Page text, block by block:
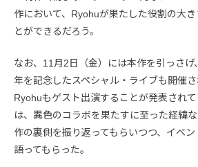
作において、Ryohuが果たした役割の大
とができるだろう。
なお、11月2日（金）には本作を引っさげ
年を記念したスペシャル・ライブも開催
Ryohuもゲスト出演することが発表され
は、異色のコラボを果たすに至った経緯
作の裏側を振り返ってもらいつつ、イベ
語ってもらった。